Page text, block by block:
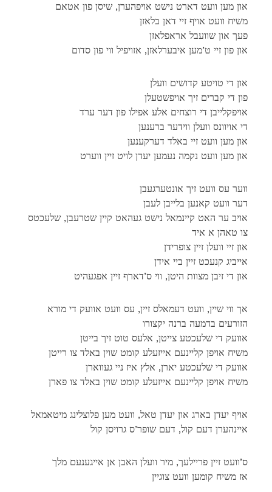
און מען וועט דארט נישט אויפהערן, שיסן פון אטאם
משיח וועט אויף זיי דאן בלאזן
פעך און שוועבל אראפלאזן
און פון זיי ט’מען איבערלאזן, אזויפיל ווי פון סדום
און די טויטע קדושים וועלן
פון די קברים זיך אויפשטעלן
אויפקלייבן די רוצחים אלע אפילו פון דער ערד
די אויוונס וועלן ווידער ברענען
און מען וועט זיי באלד דערקענען
און מען וועט נקמה נעמען יעדן לויט זיין ווערט
ווער עס וועט זיך אונטערגעבן
דער וועט קאנען בלייבן לעבן
אויב ער האט קיינמאל נישט געהאט קיין שטרעבן, שלעכטס
צו טאהן א איד
און זיי וועלן זיין צופרידן
אייביג קנעכט זיין ביי אידן
און די זיבן מצוות היטן, ווי ס’דארף זיין אפגעהיט
אך ווי שיין, וועט דעמאלס זיין, עס וועט אוועק די מורא
הזורעים בדמעה ברנה יקצורו
אוועק די שלעכטע צייטן, אלעס טוט זיך בייטן
משיח אויפן קליינעם אייזעלע קומט שוין באלד צו רייטן
אוועק די שלעכטע יארן, אלץ איז ניי געווארן
משיח אויפן קליינעם אייזעלע קומט שוין באלד צו פארן
אויף יעדן בארג און יעדן טאל, וועט מען פלוצלינג מיטאמאל
איינהערן דעם קול, דעם שופר’ס גרויסן קול
ס’וועט זיין פריילעך, מיר וועלן האבן אן אייגענעם מלך
אז משיח קומען וועט צוגיין